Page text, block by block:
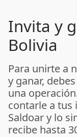
Invita y
Bolivia
Para unirte a
y ganar,
una
contarle a tus
Saldoar y lo
recibe hasta